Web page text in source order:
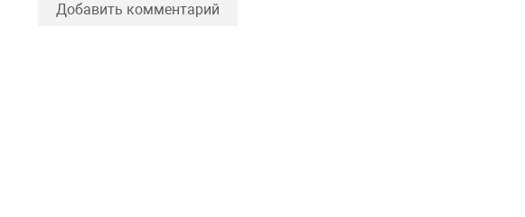
Добавить комментарий